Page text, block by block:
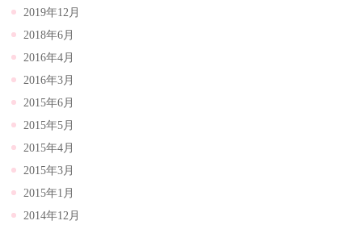
2019年12月
2018年6月
2016年4月
2016年3月
2015年6月
2015年5月
2015年4月
2015年3月
2015年1月
2014年12月